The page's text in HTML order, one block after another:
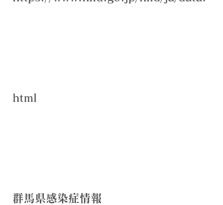
html
群馬県感染症情報